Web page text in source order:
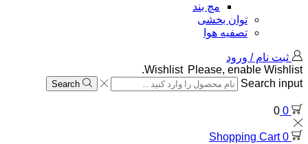
مچ بند
توان بخشی
تصفیه هوا
ثبت نام / ورود
Wishlist Please, enable Wishlist.
Search input
Search
0
0
0
Shopping Cart